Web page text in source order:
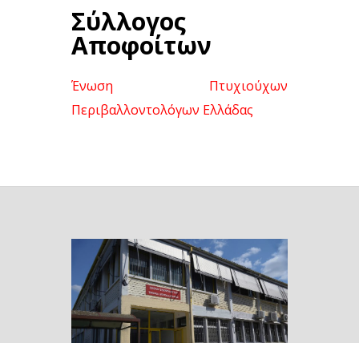
Σύλλογος
Αποφοίτων
Ένωση Πτυχιούχων
Περιβαλλοντολόγων Ελλάδας